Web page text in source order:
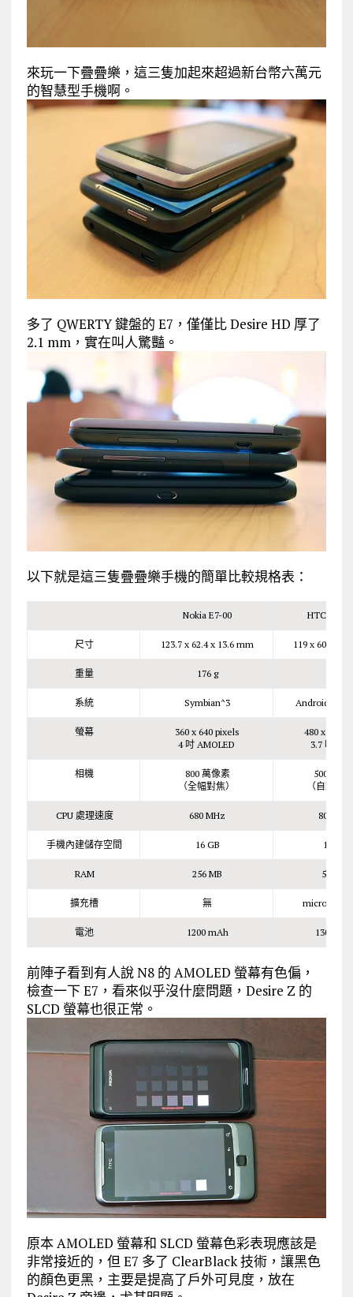
來玩一下疊疊樂，這三隻加起來超過新台幣六萬元
的智慧型手機啊。
多了 QWERTY 鍵盤的 E7，僅僅比 Desire HD 厚了
2.1 mm，實在叫人驚豔。
以下就是這三隻疊疊樂手機的簡單比較規格表：
Nokia E7-00 HTC
尺寸 123.7 x 62.4 x 13.6 mm 119 x 60.4 x
重量 176 g
系統 Symbian^3 Android 2.2
螢幕
360 x 640 pixels
4 吋 AMOLED
480 x 800
3.7 吋
相機
800 萬像素
（全幅對焦）
500 萬像
（自動對
CPU 處理速度 680 MHz 800
手機內建儲存空間 16 GB 1.5 GB
RAM 256 MB 512 MB
擴充槽 無 microSD 記
電池 1200 mAh 1300
前陣子看到有人說 N8 的 AMOLED 螢幕有色偏，
檢查一下 E7，看來似乎沒什麼問題，Desire Z 的
SLCD 螢幕也很正常。
原本 AMOLED 螢幕和 SLCD 螢幕色彩表現應該是
非常接近的，但 E7 多了 ClearBlack 技術，讓黑色
的顏色更黑，主要是提高了戶外可見度，放在